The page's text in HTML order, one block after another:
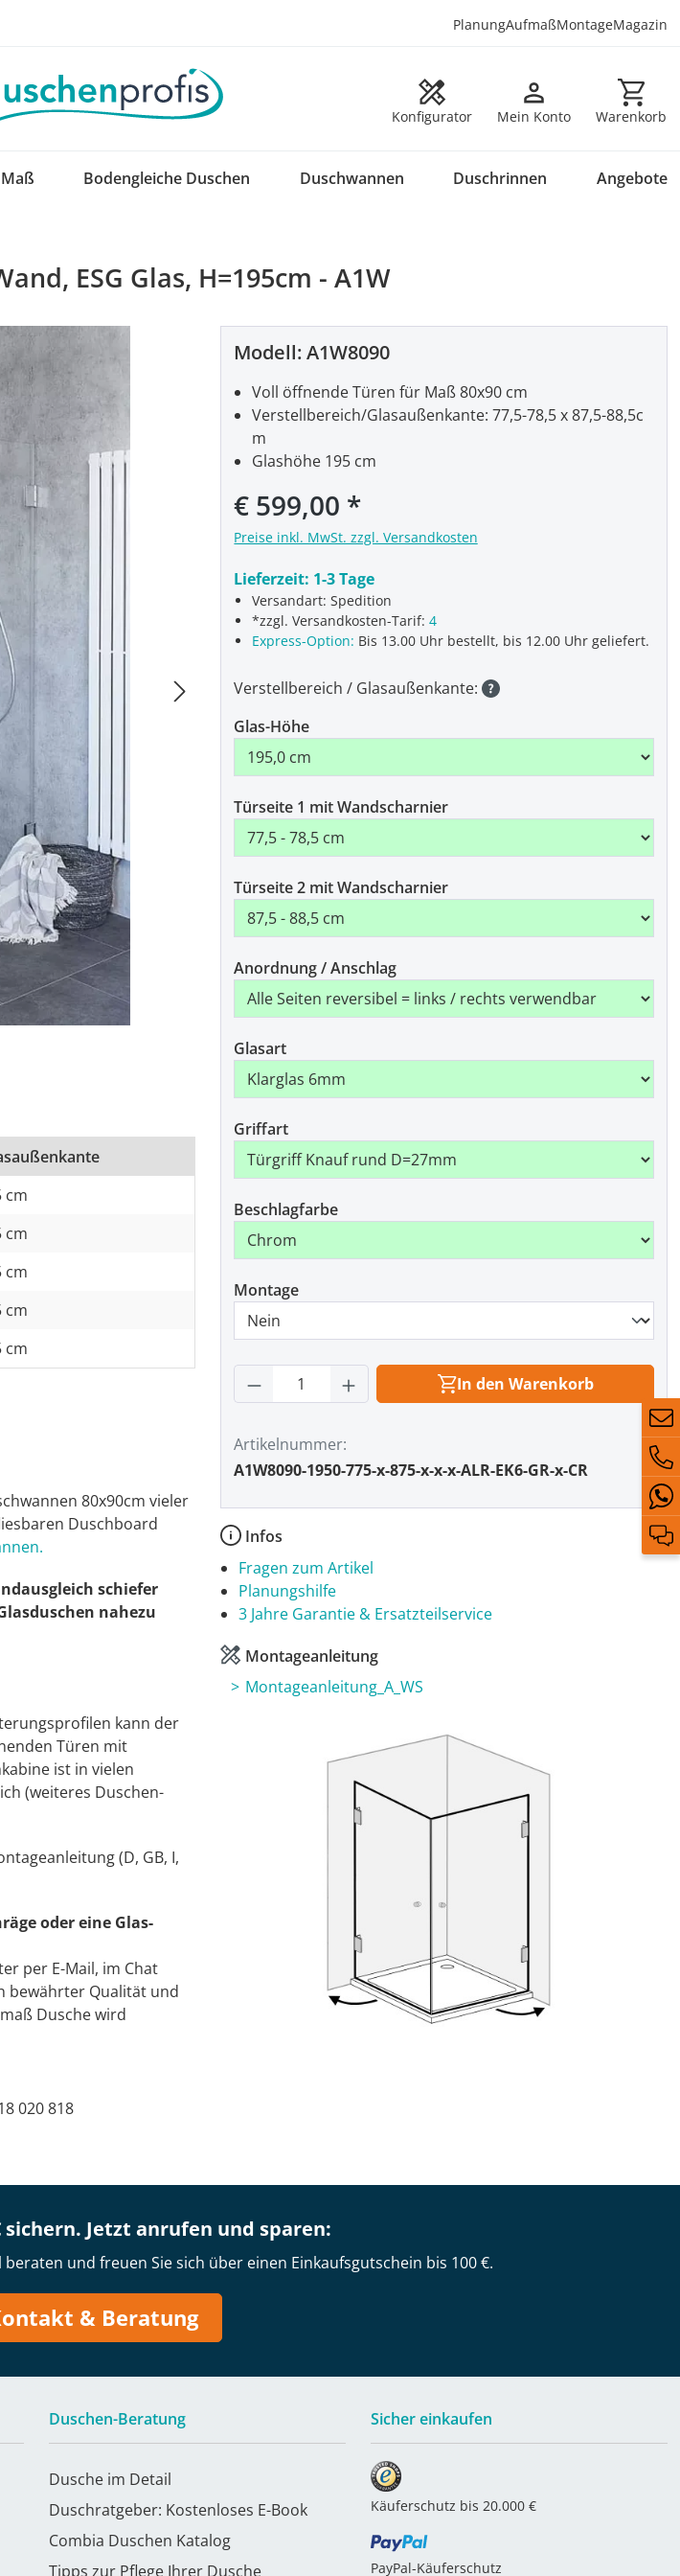
PlanungAufmaßMontageMagazin
Konfigurator Mein Konto Warenkorb
Warenkorb
Bodengleiche Duschen Duschwannen Duschrinnen Angebote
ESG Glas, H=195cm - A1W
Modell:A1W8090
€ 599,00
Preise inkl. MwSt. zzgl. Versandkosten
Lieferzeit: 1-3 Tage
Versandart: Spedition
*zzgl. Versandkosten-Tarif:4
Express-Option: Bis 13.00 Uhr bestellt, bis 12.00 Uhr geliefert.
Voll öffnende Türen für Maß 80x90 cm
Verstellbereich/Glasaußenkante: 77,5-78,5 x 87,5-88,5c
m
Glashöhe 195 cm
Verstellbereich / Glasaußenkante:
Glas-Höhe
Türseite 1 mit Wandscharnier
Türseite 2 mit Wandscharnier
Anordnung / Anschlag
Glasart
Griffart
Beschlagfarbe
Montage
Produkt Anzahl: Gib den gewünschten
In den Warenkorb
Artikelnummer
A1W8090-1950-775-x-875-x-x-x-ALR-EK6-GR-x-CR
Infos
Fragen zum Artikel
Planungshilfe
3 Jahre Garantie & Ersatzteilservice
Montageanleitung
Montageanleitung_A_WS
cm
cm
cm
cm
cm
80x90cm vieler
Duschboard
schiefer
nahezu
kann der
Türen mit
ist in vielen
(weiteres Duschen-
(D, GB, I,
oder eine Glas-
per E-Mail, im Chat
bewährter Qualität und
Dusche wird
020 818
sichern. Jetzt anrufen und sparen:
und freuen Sie sich über einen Einkaufsgutschein bis 100 €.
& Beratung
Duschen-Beratung
Dusche im Detail
Duschratgeber: Kostenloses E-Book
Combia Duschen Katalog
Tipps zur Pflege Ihrer Dusche
Sicher einkaufen
Käuferschutz bis 20.000 €
PayPal-Käuferschutz